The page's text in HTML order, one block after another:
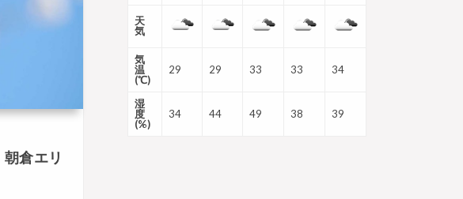
倉エリ
天
気
気
温
(℃)
29 29 33 33 34
湿
度
(%)
34 44 49 38 39